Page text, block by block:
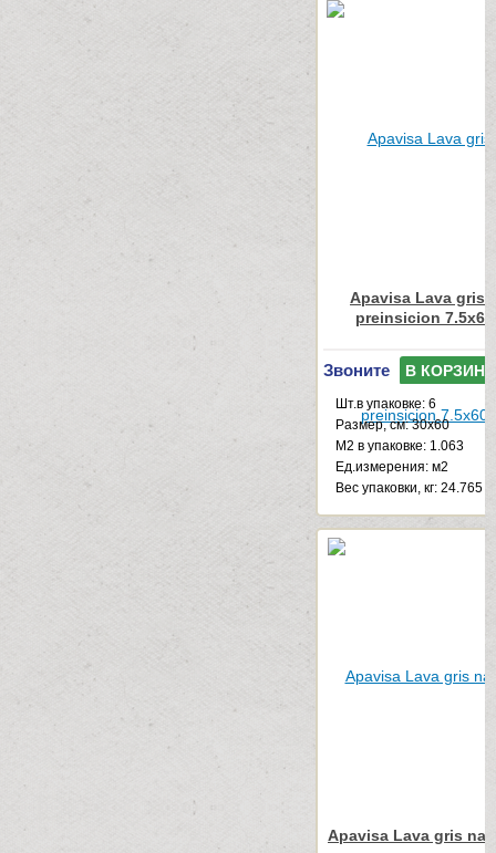
Apavisa Lava gris
preinsicion 7.5x60
Звоните В КОРЗИНУ
Шт.в упаковке: 6
Размер, см: 30x60
М2 в упаковке: 1.063
Ед.измерения: м2
Веc упаковки, кг: 24.765
Apavisa Lava gris